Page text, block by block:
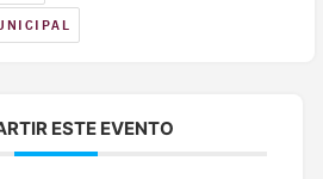
ESTE EVENTO